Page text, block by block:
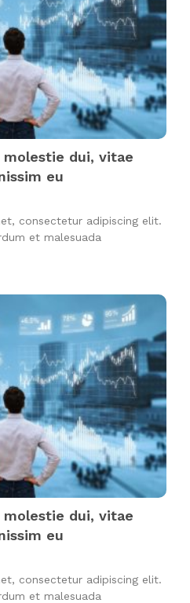
molestie dui, vitae
eu
consectetur adipiscing elit.
et malesuada
molestie dui, vitae
eu
consectetur adipiscing elit.
et malesuada